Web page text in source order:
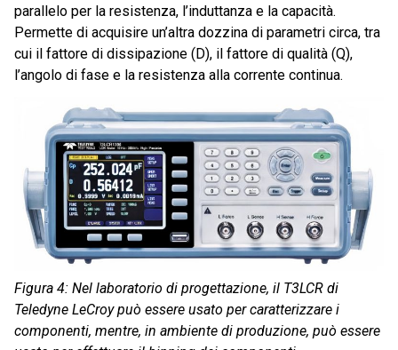
parallelo per la resistenza, l’induttanza e la capacità.
Permette di acquisire un’altra dozzina di parametri circa, tra
cui il fattore di dissipazione (D), il fattore di qualità (Q),
l’angolo di fase e la resistenza alla corrente continua.
Figura 4: Nel laboratorio di progettazione, il T3LCR di
Teledyne LeCroy può essere usato per caratterizzare i
componenti, mentre, in ambiente di produzione, può essere